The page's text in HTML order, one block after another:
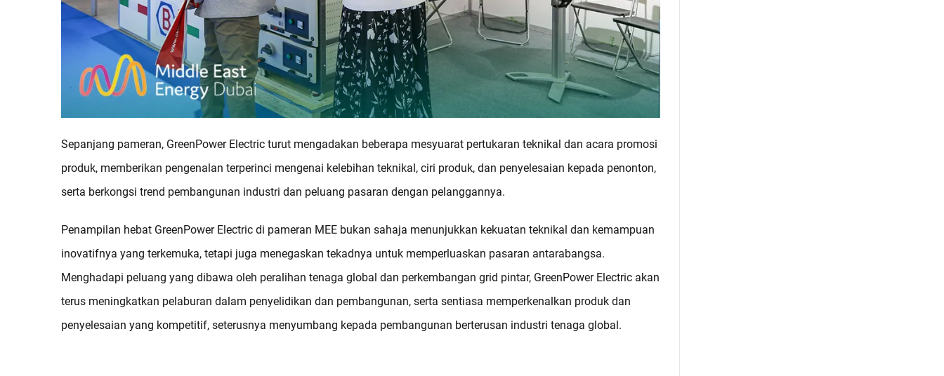
Sepanjang pameran, GreenPower Electric turut mengadakan beberapa mesyuarat pertukaran teknikal dan acara promosi
produk, memberikan pengenalan terperinci mengenai kelebihan teknikal, ciri produk, dan penyelesaian kepada penonton,
serta berkongsi trend pembangunan industri dan peluang pasaran dengan pelanggannya.
Penampilan hebat GreenPower Electric di pameran MEE bukan sahaja menunjukkan kekuatan teknikal dan kemampuan
inovatifnya yang terkemuka, tetapi juga menegaskan tekadnya untuk memperluaskan pasaran antarabangsa.
Menghadapi peluang yang dibawa oleh peralihan tenaga global dan perkembangan grid pintar, GreenPower Electric akan
terus meningkatkan pelaburan dalam penyelidikan dan pembangunan, serta sentiasa memperkenalkan produk dan
penyelesaian yang kompetitif, seterusnya menyumbang kepada pembangunan berterusan industri tenaga global.